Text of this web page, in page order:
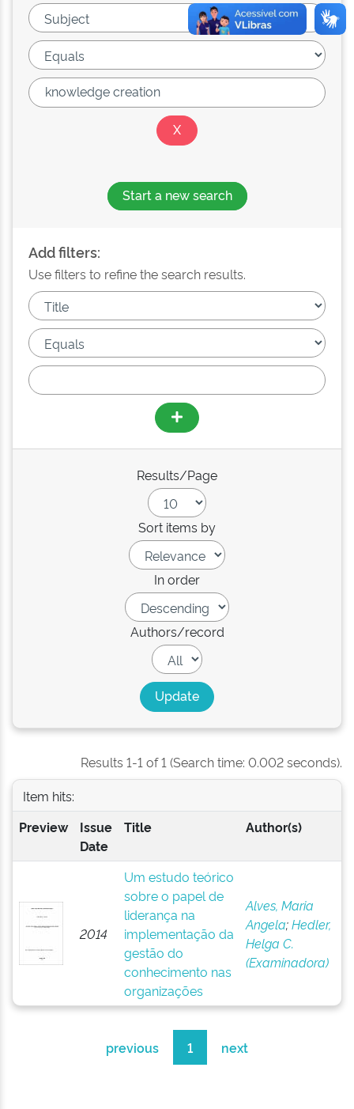
Start a new search
Add filters:
Use filters to refine the search results.
Results/Page
Sort items by
In order
Authors/record
Results 1-1 of 1 (Search time: 0.002 seconds).
Item hits:
Preview
Issue
Date
Title Author(s)
2014
Um estudo teórico
sobre o papel de
liderança na
implementação da
gestão do
conhecimento nas
organizações
Alves, Maria
Angela;Hedler,
Helga C.
(Examinadora)
previous 1 next